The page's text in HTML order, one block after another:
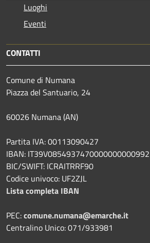
Luoghi
Eventi
CONTATTI
Comune di Numana
Piazza del Santuario, 24
60026 Numana (AN)
Partita IVA: 00113090427
IBAN: IT39V0854937470000000000992
BIC/SWIFT: ICRAITRRF90
Codice univoco: UF2ZJL
Lista completa IBAN
PEC:comune.numana@emarche.it
Centralino Unico: 071/933981